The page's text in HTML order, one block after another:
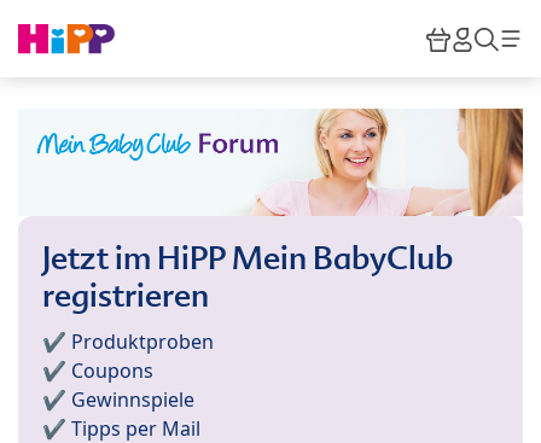
HiPP
Jetzt im HiPP Mein BabyClub
registrieren
✔️ Produktproben
✔️ Coupons
✔️ Gewinnspiele
✔️ Tipps per Mail